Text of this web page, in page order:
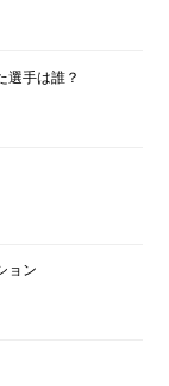
選手は誰？
ョン